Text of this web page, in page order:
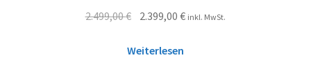
2.499,00€ 2.399,00€ inkl. MwSt.
Weiterlesen